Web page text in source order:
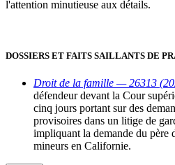
l'attention minutieuse aux détails.
DOSSIERS ET FAITS SAILLANTS DE
Droit de la famille — 26313
défendeur devant la Cour
cinq jours portant sur des
provisoires dans un litige de
impliquant la demande du père
mineurs en Californie.